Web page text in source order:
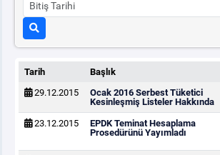
Tarih Başlık
29.12.2015
Ocak 2016 Serbest Tüketici
Kesinleşmiş Listeler Hakkında
23.12.2015
EPDK Teminat Hesaplama
Prosedürünü Yayımladı